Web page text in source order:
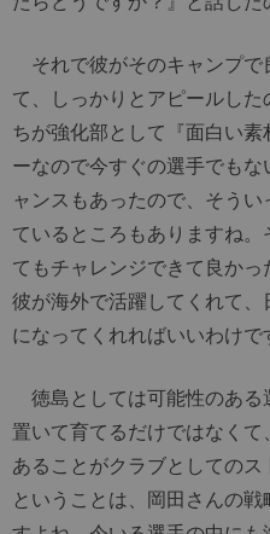
それで彼がそのキャンプで
て、しっかりとアピールし
ちが強化部として『面白い
ーなので今すぐの選手でも
ャンスもあったので、そう
ているところもありますね
てもチャレンジできて良か
彼が海外で活躍してくれて
になってくれればいいわけで
徳島としては可能性のある
置いて育てるだけではなく
あることがクラブとしての
ということは、岡田さんの